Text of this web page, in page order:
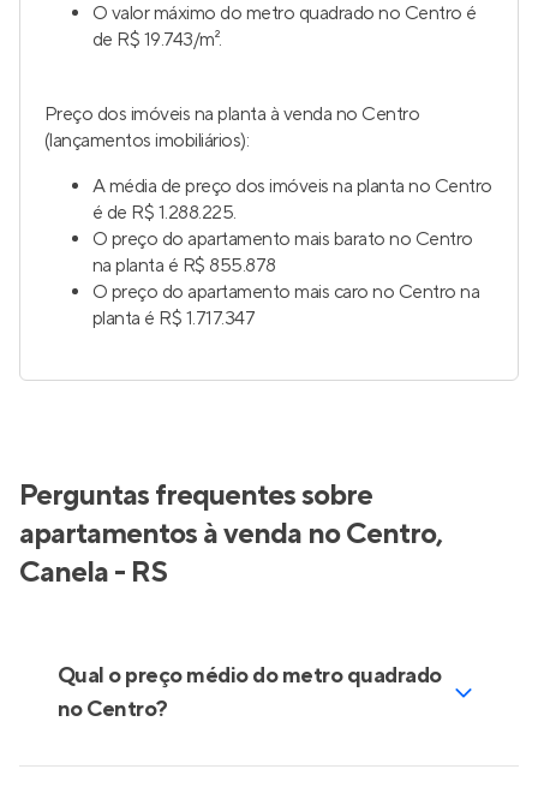
O valor máximo do metro quadrado no Centro é
de R$ 19.743/m².
Preço dos imóveis na planta à venda no Centro
(lançamentos imobiliários):
A média de preço dos imóveis na planta no Centro
é de R$ 1.288.225.
O preço do apartamento mais barato no Centro
na planta é R$ 855.878
O preço do apartamento mais caro no Centro na
planta é R$ 1.717.347
Perguntas frequentes sobre
apartamentos à venda no Centro,
Canela - RS
Qual o preço médio do metro quadrado
no Centro?